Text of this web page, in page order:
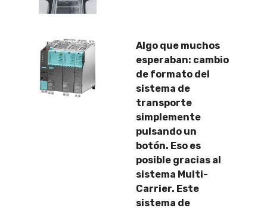
Algo que muchos
esperaban: cambio
de formato del
sistema de
transporte
simplemente
pulsando un
botón. Eso es
posible gracias al
sistema Multi-
Carrier. Este
sistema de